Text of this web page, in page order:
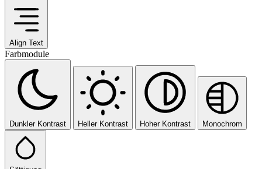
Align Text
Farbmodule
Dunkler Kontrast Heller Kontrast Hoher Kontrast Monochrom